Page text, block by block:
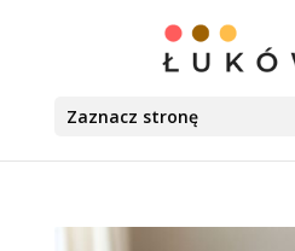
Zaznacz stronę